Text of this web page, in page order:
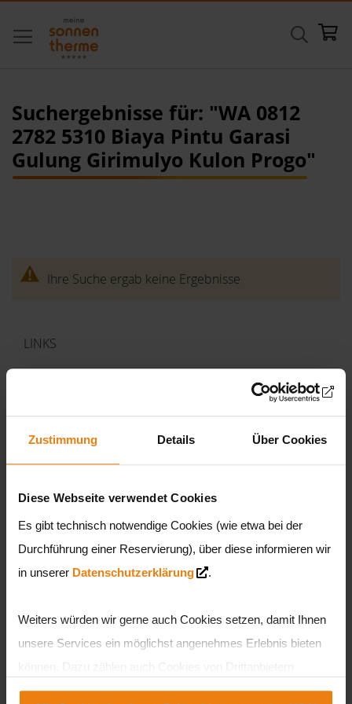
Zustimmung Details Über Cookies
Diese Webseite verwendet Cookies
Es gibt technisch notwendige Cookies (wie etwa bei der
Durchführung einer Reservierung), über diese informieren wir
in unserer Datenschutzerklärung .
Weiters würden wir gerne auch Cookies setzen, damit Ihnen
unsere Services ein möglichst angenehmes Erlebnis bieten
teilweise aus den USA. Sie können entweder alle Cookies
zum
Suche
Suchergebnisse für: "WA 0812
2782 5310 Biaya Pintu Garasi
Gulung Girimulyo Kulon Progo"
Ihre Suche ergab keine Ergebnisse
LINKS
› Kontakt & Impressum
› Datenschutzerklärung
› Partnerbetriebe
MEIN KONTO
› Mein Benutzerkonto